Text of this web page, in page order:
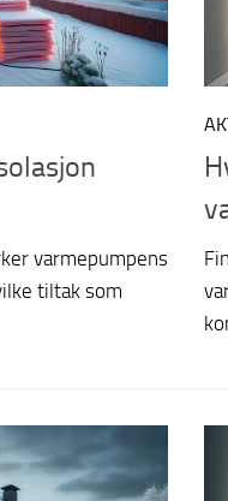
varmepumpens
tiltak som